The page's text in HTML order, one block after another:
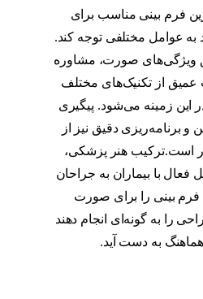
فرم بینی مناسب برای
به عوامل مختلفی توجه کند.
ویژگی‌های صورت، مشاوره
عمیق از تکنیک‌های مختلف
این زمینه می‌شود. پیگیری
و برنامه‌ریزی دقیق نیز از
است.ترکیب هنر پزشکی،
با بیماران به جراحان
فرم بینی را برای صورت
را به گونه‌ای انجام دهند
به دست آید.